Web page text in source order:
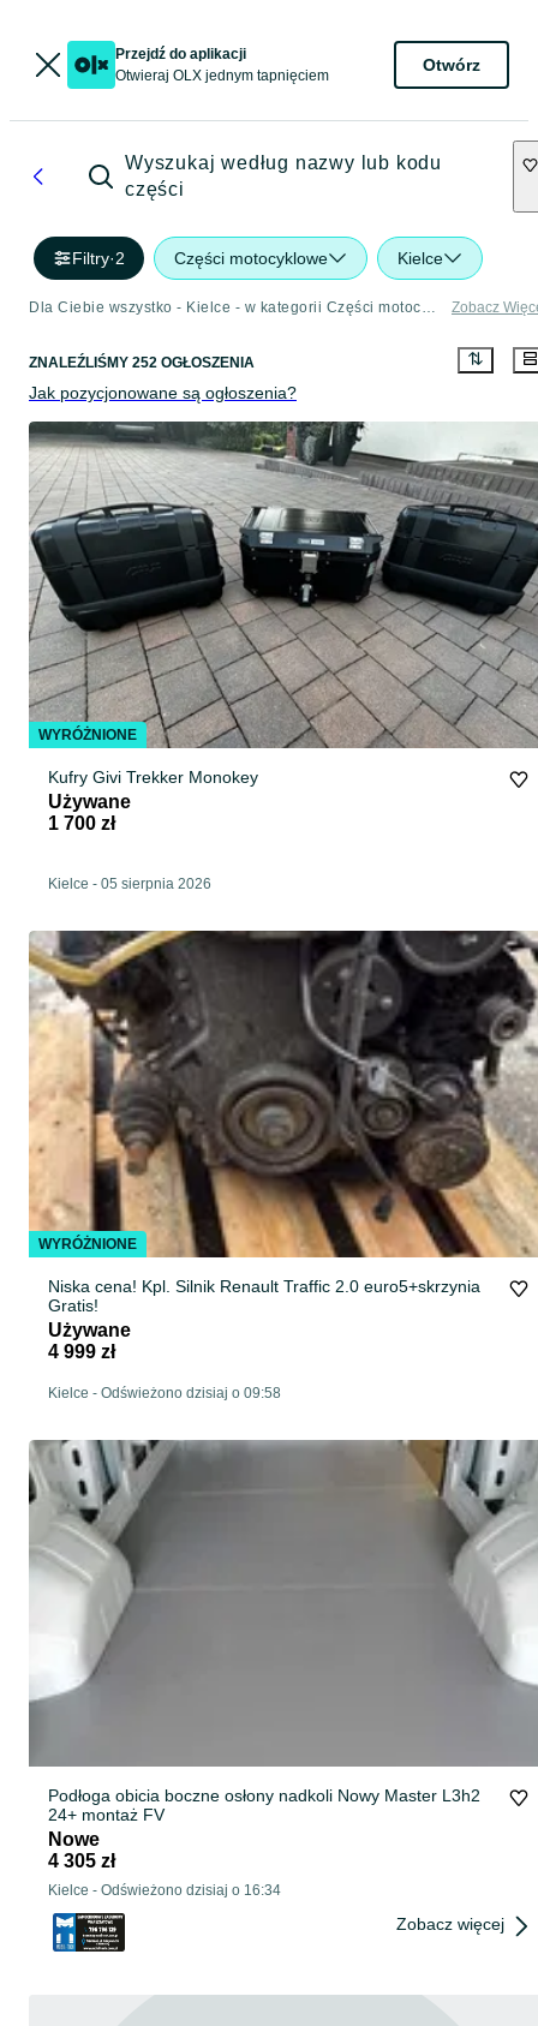
Przejdź do aplikacji
Otwieraj OLX jednym tapnięciem
Otwórz
Wyszukaj według nazwy lub kodu
części
Filtry·2 Części motocyklowe Kielce
Dla Ciebie wszystko - Kielce - w kategorii Części motocyklowe Zobacz
ZNALEŹLIŚMY 252 OGŁOSZENIA
Jak pozycjonowane są ogłoszenia?
Kufry Givi Trekker Monokey
Używane
1 700 zł
Kielce - 05 sierpnia 2026
Niska cena! Kpl. Silnik Renault Traffic 2.0 euro5+skrzynia
Gratis!
Używane
4 999 zł
Kielce - Odświeżono dzisiaj o 09:58
Podłoga obicia boczne osłony nadkoli Nowy Master L3h2
24+ montaż FV
Nowe
4 305 zł
Kielce - Odświeżono dzisiaj o 16:34
Zobacz więcej
WYRÓŻNIONE
WYRÓŻNIONE